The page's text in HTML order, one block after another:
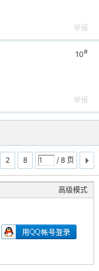
举报
10#
举报
2 8 / 8 页
高级模式